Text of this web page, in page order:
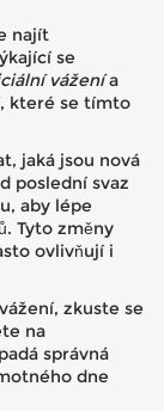
najít
se
váženía
které se tímto
jaká jsou nová
poslední svaz
aby lépe
Tyto změny
ovlivňují i
zkuste se
na
správná
dne